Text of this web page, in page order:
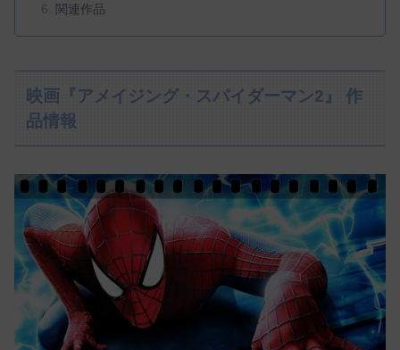
関連作品
映画『アメイジング・スパイダーマン2』 作
品情報